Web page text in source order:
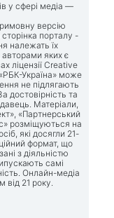
у сфері медіа —
версію
сторінка порталу -
належать їх
авторами яких є
ліцензії Creative
Україна» може
не підлягають
достовірність та
Матеріали,
«Партнерський
розміщуються на
які досягли 21-
формат, що
з діяльністю
самі
Онлайн-медіа
від 21 року.